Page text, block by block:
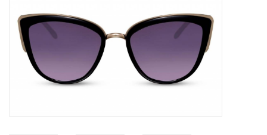
Tassen en meer
Haaraccesoires
Zonnebrillen